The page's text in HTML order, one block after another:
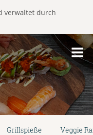
verwaltet durch
Grillspieße Veggie